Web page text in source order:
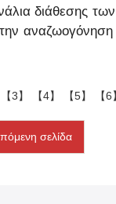
διάθεσης
【3】 【4】 【5】 【6
σελίδα